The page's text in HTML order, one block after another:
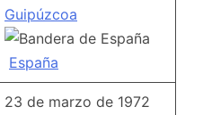
Guipúzcoa
España
23 de marzo de 1972